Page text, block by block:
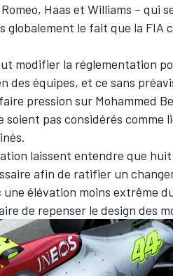
Haas et Williams – qui
globalement le fait que la FIA
modifier la réglementation
des équipes, et ce sans
pression sur Mohammed
pas considérés comme
laissent entendre que
afin de ratifier un
élévation moins extrême
de repenser le design des